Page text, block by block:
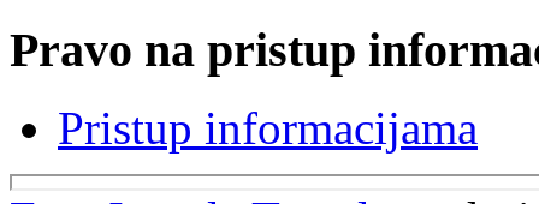
Pravo na pristup
Pristup informacijama